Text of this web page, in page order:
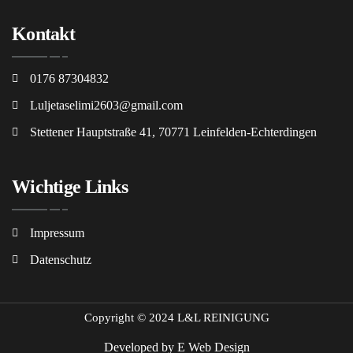
Kontakt
0176 87304832
Luljetaselimi2603@gmail.com
Stettener Hauptstraße 41, 70771 Leinfelden-Echterdingen
Wichtige Links
Impressum
Datenschutz
Copyright © 2024 L&L REINIGUNG
Developed by E Web Design